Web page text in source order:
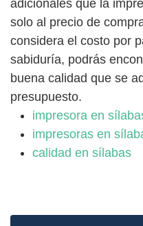
adicionales que la
solo al precio de
considera el costo por
sabiduría, podrás
buena calidad que se
presupuesto.
impresora en
impresoras en
calidad en sílabas